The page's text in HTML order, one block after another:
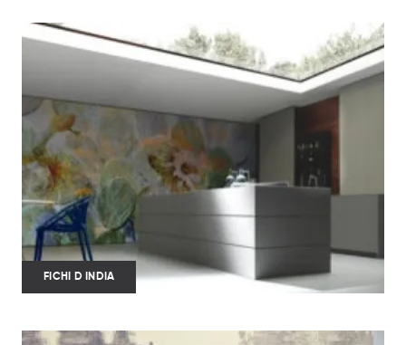
FICHI D INDIA